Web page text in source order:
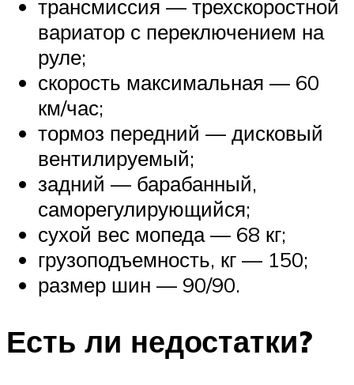
трансмиссия — трехскоростной
вариатор с переключением на
руле;
скорость максимальная — 60
км/час;
тормоз передний — дисковый
вентилируемый;
задний — барабанный,
саморегулирующийся;
сухой вес мопеда — 68 кг;
грузоподъемность, кг — 150;
размер шин — 90/90.
Есть ли недостатки?